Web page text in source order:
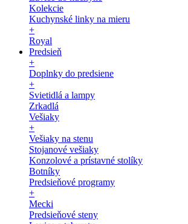
Kolekcie
Kuchynské linky na mieru
+
Royal
Predsieň
+
Doplnky do predsiene
+
Svietidlá a lampy
Zrkadlá
Vešiaky
+
Vešiaky na stenu
Stojanové vešiaky
Konzolové a prístavné stolíky
Botníky
Predsieňové programy
+
Mecki
Predsieňové steny